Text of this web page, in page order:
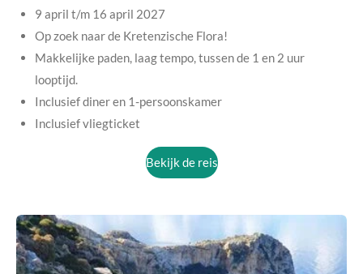
9 april t/m 16 april 2027
Op zoek naar de Kretenzische Flora!
Makkelijke paden, laag tempo, tussen de 1 en 2 uur
looptijd.
Inclusief diner en 1-persoonskamer
Inclusief vliegticket
Bekijk de reis